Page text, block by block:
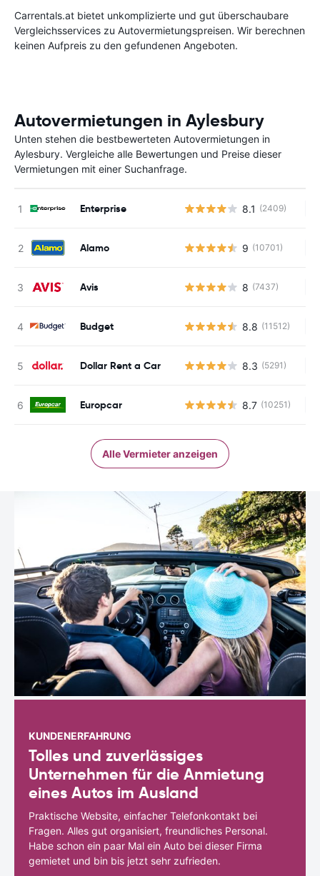
Carrentals.at bietet unkomplizierte und gut überschaubare
Vergleichsservices zu Autovermietungspreisen. Wir berechnen
keinen Aufpreis zu den gefundenen Angeboten.
Autovermietungen in Aylesbury
Unten stehen die bestbewerteten Autovermietungen in
Aylesbury. Vergleiche alle Bewertungen und Preise dieser
Vermietungen mit einer Suchanfrage.
Enterprise 8.1 (2409)
Alamo 9 (10701)
Avis 8 (7437)
Budget 8.8 (11512)
Dollar Rent a Car 8.3 (5291)
Europcar 8.7 (10251)
Alle Vermieter anzeigen
KUNDENERFAHRUNG
Tolles und zuverlässiges
Unternehmen für die Anmietung
eines Autos im Ausland
Praktische Website, einfacher Telefonkontakt bei
Fragen. Alles gut organisiert, freundliches Personal.
Habe schon ein paar Mal ein Auto bei dieser Firma
gemietet und bin bis jetzt sehr zufrieden.